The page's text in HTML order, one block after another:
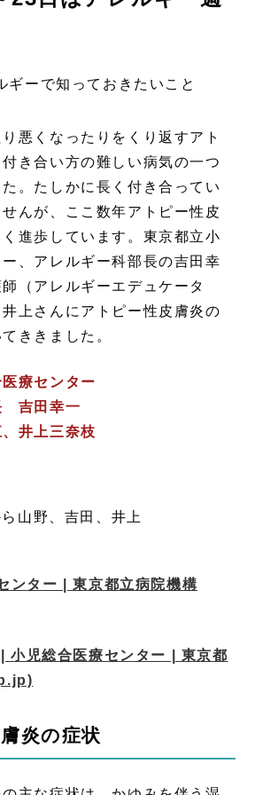
悪くなったりをくり返すアト
き合い方の難しい病気の一つ
。たしかに長く付き合ってい
んが、ここ数年アトピー性皮
進歩しています。東京都立小
、アレルギー科部長の吉田幸
（アレルギーエデュケータ
上さんにアトピー性皮膚炎の
ききました。
療センター
吉田幸一
井上三奈枝
山野、吉田、井上
ンター | 東京都立病院機構
小児総合医療センター | 東京都
炎の症状